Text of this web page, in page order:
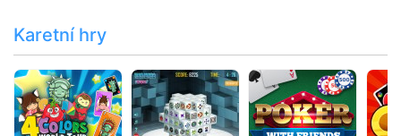
Karetní hry